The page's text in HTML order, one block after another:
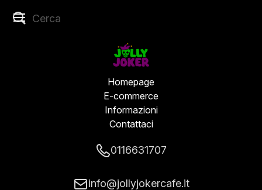
Homepage
E-commerce
Informazioni
Contattaci
0116631707
info@jollyjokercafe.it